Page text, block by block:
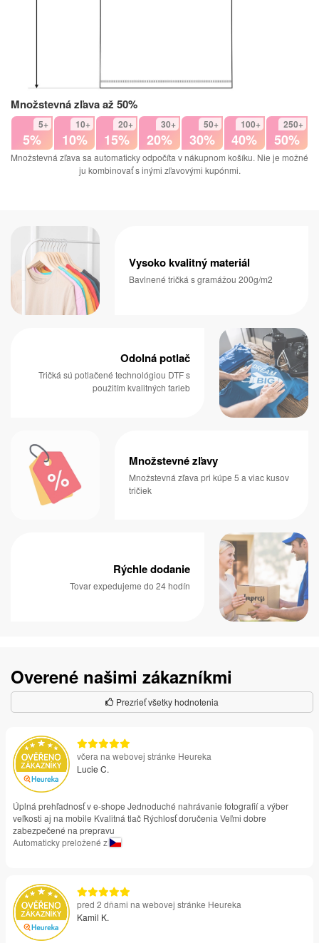
Množstevná zľava až 50%
5+
5%
10+
10%
20+
15%
30+
20%
50+
30%
100+
40%
250+
50%
Množstevná zľava sa automaticky odpočíta v nákupnom košíku. Nie je možné
ju kombinovať s inými zľavovými kupónmi.
Vysoko kvalitný materiál
Bavlnené tričká s gramážou 200g/m2
Odolná potlač
Tričká sú potlačené technológiou DTF s
použitím kvalitných farieb
Množstevné zľavy
Množstevná zľava pri kúpe 5 a viac kusov
tričiek
Rýchle dodanie
Tovar expedujeme do 24 hodín
Overené našimi zákazníkmi
Prezrieť všetky hodnotenia
včera na webovej stránke Heureka
Lucie C.
Úplná prehľadnosť v e-shope Jednoduché nahrávanie fotografií a výber
veľkosti aj na mobile Kvalitná tlač Rýchlosť doručenia Veľmi dobre
zabezpečené na prepravu
Automaticky preložené z
pred 2 dňami na webovej stránke Heureka
Kamil K.